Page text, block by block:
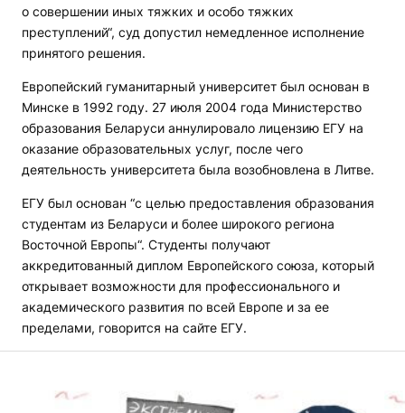
о совершении иных тяжких и особо тяжких
преступлений“, суд допустил немедленное исполнение
принятого решения.
Европейский гуманитарный университет был основан в
Минске в 1992 году. 27 июля 2004 года Министерство
образования Беларуси аннулировало лицензию ЕГУ на
оказание образовательных услуг, после чего
деятельность университета была возобновлена в Литве.
ЕГУ был основан “с целью предоставления образования
студентам из Беларуси и более широкого региона
Восточной Европы“. Студенты получают
аккредитованный диплом Европейского союза, который
открывает возможности для профессионального и
академического развития по всей Европе и за ее
пределами, говорится на сайте ЕГУ.